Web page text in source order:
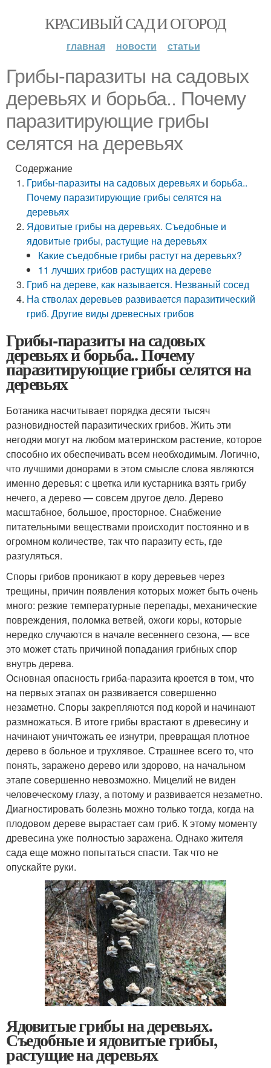
КРАСИВЫЙ САД И ОГОРОД
главная новости статьи
Грибы-паразиты на садовых
деревьях и борьба.. Почему
паразитирующие грибы
селятся на деревьях
Содержание
Грибы-паразиты на садовых деревьях и борьба..
Почему паразитирующие грибы селятся на
деревьях
Ядовитые грибы на деревьях. Съедобные и
ядовитые грибы, растущие на деревьях
Какие съедобные грибы растут на деревьях?
11 лучших грибов растущих на дереве
Гриб на дереве, как называется. Незваный сосед
На стволах деревьев развивается паразитический
гриб. Другие виды древесных грибов
Грибы-паразиты на садовых
деревьях и борьба.. Почему
паразитирующие грибы селятся на
деревьях
Ботаника насчитывает порядка десяти тысяч
разновидностей паразитических грибов. Жить эти
негодяи могут на любом материнском растение, которое
способно их обеспечивать всем необходимым. Логично,
что лучшими донорами в этом смысле слова являются
именно деревья: с цветка или кустарника взять грибу
нечего, а дерево — совсем другое дело. Дерево
масштабное, большое, просторное. Снабжение
питательными веществами происходит постоянно и в
огромном количестве, так что паразиту есть, где
разгуляться.
Споры грибов проникают в кору деревьев через
трещины, причин появления которых может быть очень
много: резкие температурные перепады, механические
повреждения, поломка ветвей, ожоги коры, которые
нередко случаются в начале весеннего сезона, — все
это может стать причиной попадания грибных спор
внутрь дерева.
Основная опасность гриба-паразита кроется в том, что
на первых этапах он развивается совершенно
незаметно. Споры закрепляются под корой и начинают
размножаться. В итоге грибы врастают в древесину и
начинают уничтожать ее изнутри, превращая плотное
дерево в больное и трухлявое. Страшнее всего то, что
понять, заражено дерево или здорово, на начальном
этапе совершенно невозможно. Мицелий не виден
человеческому глазу, а потому и развивается незаметно.
Диагностировать болезнь можно только тогда, когда на
плодовом дереве вырастает сам гриб. К этому моменту
древесина уже полностью заражена. Однако жителя
сада еще можно попытаться спасти. Так что не
опускайте руки.
Ядовитые грибы на деревьях.
Съедобные и ядовитые грибы,
растущие на деревьях